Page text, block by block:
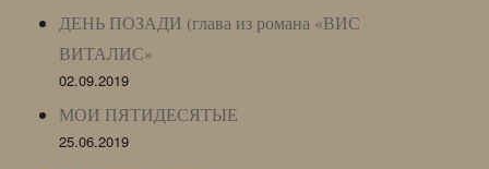
ДЕНЬ ПОЗАДИ (глава из романа «ВИС
ВИТАЛИС»
02.09.2019
МОИ ПЯТИДЕСЯТЫЕ
25.06.2019